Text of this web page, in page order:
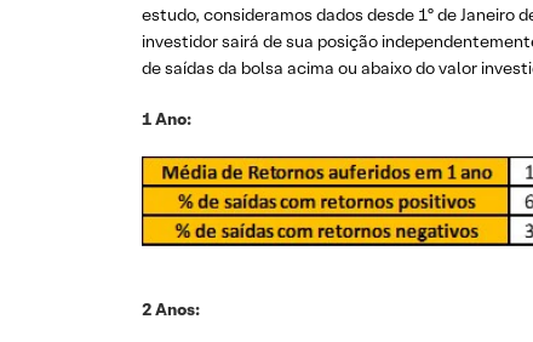
estudo, consideramos dados desde 1º de Janeiro
investidor sairá de sua posição
de saídas da bolsa acima ou abaixo do valor
1 Ano:
2 Anos: